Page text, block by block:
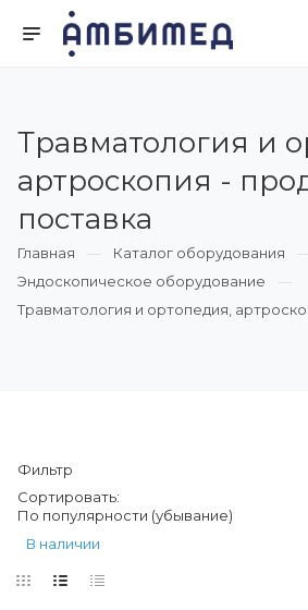
Травматология и
артроскопия -
поставка
Главная
Каталог оборудования
Эндоскопическое оборудование
Травматология и ортопедия,
Фильтр
Сортировать:
По популярности (убывание)
В наличии